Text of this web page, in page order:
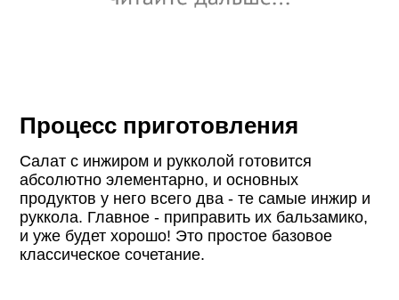
Процесс приготовления
Салат с инжиром и рукколой готовится
абсолютно элементарно, и основных
продуктов у него всего два - те самые инжир и
руккола. Главное - приправить их бальзамико,
и уже будет хорошо! Это простое базовое
классическое сочетание.